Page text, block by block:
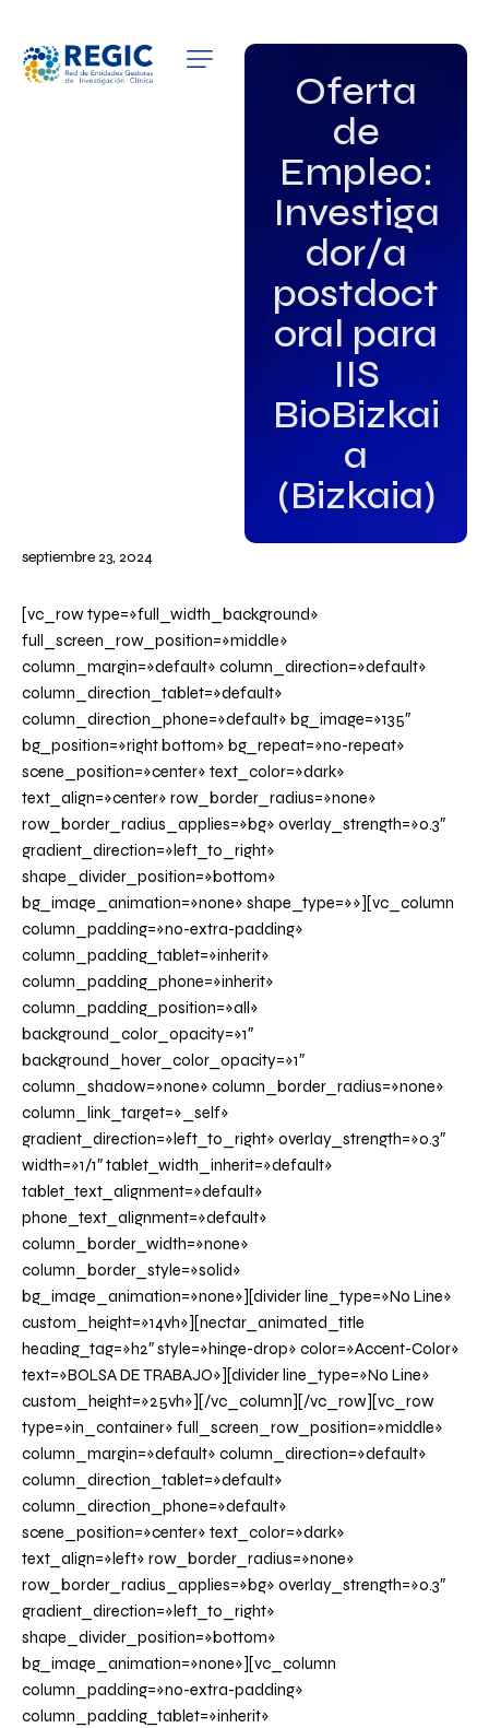
Oferta
de
Empleo:
Investiga
dor/a
postdoct
oral para
IIS
BioBizkai
a
(Bizkaia)
QUIÉNES SOMOS
PATROCINADORES
GRUPOS DE INTERÉS
septiembre 23, 2024
[vc_row type=»full_width_background»
full_screen_row_position=»middle»
column_margin=»default» column_direction=»default»
column_direction_tablet=»default»
column_direction_phone=»default» bg_image=»135″
bg_position=»right bottom» bg_repeat=»no-repeat»
scene_position=»center» text_color=»dark»
text_align=»center» row_border_radius=»none»
row_border_radius_applies=»bg» overlay_strength=»0.3″
gradient_direction=»left_to_right»
shape_divider_position=»bottom»
bg_image_animation=»none» shape_type=»»][vc_column
column_padding=»no-extra-padding»
column_padding_tablet=»inherit»
column_padding_phone=»inherit»
column_padding_position=»all»
background_color_opacity=»1″
background_hover_color_opacity=»1″
column_shadow=»none» column_border_radius=»none»
column_link_target=»_self»
gradient_direction=»left_to_right» overlay_strength=»0.3″
width=»1/1″ tablet_width_inherit=»default»
tablet_text_alignment=»default»
phone_text_alignment=»default»
column_border_width=»none»
column_border_style=»solid»
bg_image_animation=»none»][divider line_type=»No Line»
custom_height=»14vh»][nectar_animated_title
heading_tag=»h2″ style=»hinge-drop» color=»Accent-Color»
text=»BOLSA DE TRABAJO»][divider line_type=»No Line»
custom_height=»25vh»][/vc_column][/vc_row][vc_row
type=»in_container» full_screen_row_position=»middle»
column_margin=»default» column_direction=»default»
column_direction_tablet=»default»
column_direction_phone=»default»
scene_position=»center» text_color=»dark»
text_align=»left» row_border_radius=»none»
row_border_radius_applies=»bg» overlay_strength=»0.3″
gradient_direction=»left_to_right»
shape_divider_position=»bottom»
bg_image_animation=»none»][vc_column
column_padding=»no-extra-padding»
column_padding_tablet=»inherit»